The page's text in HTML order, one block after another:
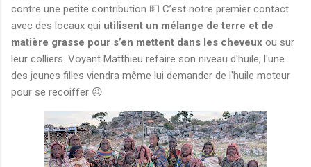
contre une petite contribution 💵 C’est notre premier contact
avec des locaux qui utilisent un mélange de terre et de
matière grasse pour s’en mettent dans les cheveux ou sur
leur colliers. Voyant Matthieu refaire son niveau d'huile, l'une
des jeunes filles viendra même lui demander de l'huile moteur
pour se recoiffer 😖